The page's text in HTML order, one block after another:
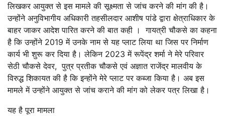
लिखकर आयुक्त से इस मामले की सूक्ष्मता से जांच करने की मांग की है।
उन्होंने अनुविभागीय अधिकारी तहसीलदार आशीष पांडे द्वारा क्षेत्राधिकार के
बाहर जाकर आदेश पारित करने की बात कही । गायत्री चौकसे का कहना
है कि उन्होंने 2019 में उनके नाम से यह प्लाट लिया था जिस पर निर्माण
कार्य भी शुरू कर दिया है। लेकिन 2023 में रूपेंद्र शर्मा ने मेरे परिवार
सेठी चौकसे देवर, पुत्र प्रतीक चौकसे एवं अज्ञात राजेंद्र मालवीय के
विरुद्ध शिकायत की है कि इन्होंने मेरे प्लाट पर कब्जा किया है। अब इस
मामले में उन्होंने आयुक्त से जांच कराने की मांग को लेकर पत्र लिखा है।
यह है पूरा मामला